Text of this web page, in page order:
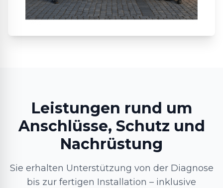
Leistungen rund um
Anschlüsse, Schutz und
Nachrüstung
Sie erhalten Unterstützung von der Diagnose
bis zur fertigen Installation – inklusive